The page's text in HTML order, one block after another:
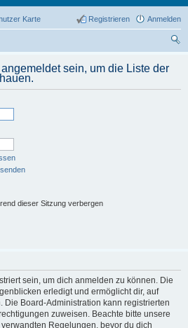
Karte Anmelden
Registrieren
sein, um die Liste der
dieser Sitzung verbergen
sein, um dich anmelden zu können. Die
erledigt und ermöglicht dir, auf
Die Board-Administration kann registrierten
zuweisen. Beachte bitte unsere
Regelungen, bevor du dich